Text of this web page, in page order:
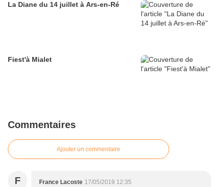
La Diane du 14 juillet à Ars-en-Ré
Fiest'à Mialet
Commentaires
Ajouter un commentaire
F France Lacoste 17/05/2019 12:35